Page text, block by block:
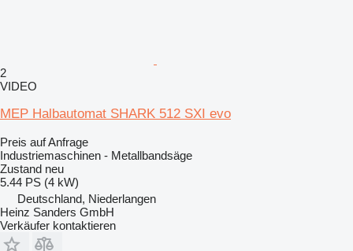
2
VIDEO
MEP Halbautomat SHARK 512 SXI evo
Preis auf Anfrage
Industriemaschinen - Metallbandsäge
Zustand neu
5.44 PS (4 kW)
Deutschland, Niederlangen
Heinz Sanders GmbH
Verkäufer kontaktieren